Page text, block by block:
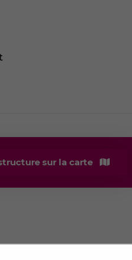
sur la carte